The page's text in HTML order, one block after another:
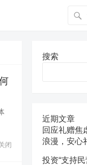
闭
搜索
近期文章
回应礼赠焦
浪漫，安心
投资“支持